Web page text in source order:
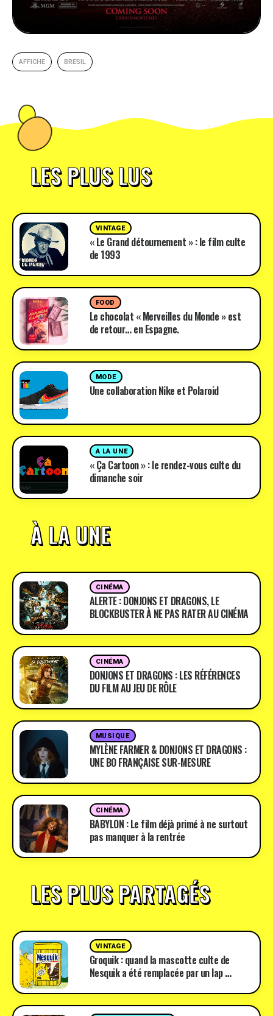
AFFICHE BRESIL
LES PLUS LUS
VINTAGE
« Le Grand détournement » : le film culte
de 1993
FOOD
Le chocolat « Merveilles du Monde » est
de retour… en Espagne.
MODE
Une collaboration Nike et Polaroid
A LA UNE
« Ça Cartoon » : le rendez-vous culte du
dimanche soir
À LA UNE
CINÉMA
ALERTE : DONJONS ET DRAGONS, LE
BLOCKBUSTER À NE PAS RATER AU CINÉMA
CINÉMA
DONJONS ET DRAGONS : LES RÉFÉRENCES
DU FILM AU JEU DE RÔLE
MUSIQUE
MYLÈNE FARMER & DONJONS ET DRAGONS :
UNE BO FRANÇAISE SUR-MESURE
CINÉMA
BABYLON : Le film déjà primé à ne surtout
pas manquer à la rentrée
LES PLUS PARTAGÉS
VINTAGE
Groquik : quand la mascotte culte de
Nesquik a été remplacée par un lap …